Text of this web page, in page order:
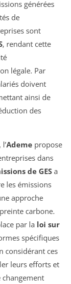
générées
de
sont
, rendant cette
légale. Par
doivent
ainsi de
des
Ademe propose
dans
de GES a
les émissions
approche
carbone.
par la loi sur
spécifiques
considérant ces
leurs efforts et
changement